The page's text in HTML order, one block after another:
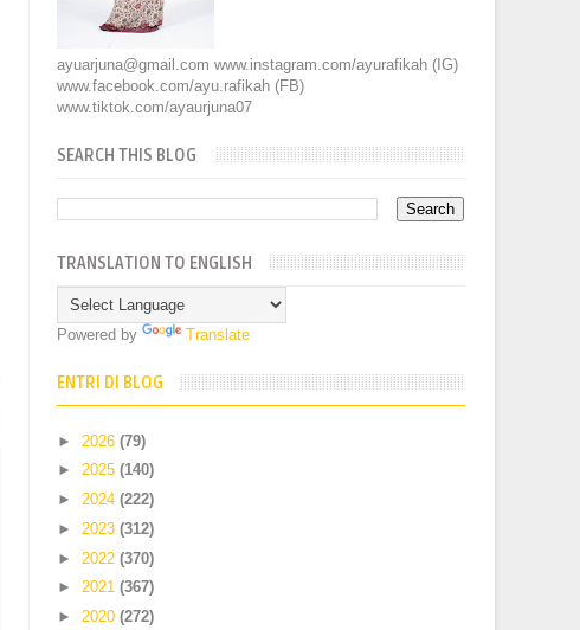
ayuarjuna@gmail.com www.instagram.com/ayurafikah (IG)
www.facebook.com/ayu.rafikah (FB)
www.tiktok.com/ayaurjuna07
SEARCH THIS BLOG
TRANSLATION TO ENGLISH
Powered by Translate
ENTRI DI BLOG
► 2026(79)
►2025(140)
►2024(222)
► 2023(312)
► 2022(370)
►2021(367)
►2020(272)